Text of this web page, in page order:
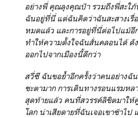
อย่างพี่ คุณลุงคุณป้า รวมถึงพี่สะใ
ฉันอยู่ที่นี่ แต่ฉันคิดว่าฉันสะสางเรื่
หมดแล้ว และการอยู่ที่นี่ต่อไปแม้อี
ทำให้ความตั้งใจฉันสั่นคลอนได้ ดั
ออกไปจากเมืองนี้ดีกว่า
สวี่ซี ฉันขอย้ำอีกครั้งว่าคนอย่างฉั
ชะตามาก การเดินทางรอนแรมหล
สุดท้ายแล้ว คนที่สวรรค์ลิขิตมาให้
โลก น่าเสียดายที่ฉันเจอเขาช้าไป